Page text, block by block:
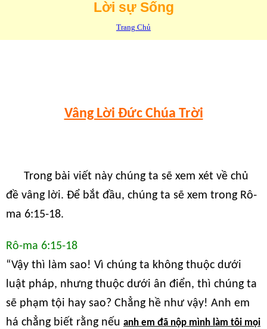
Lời sự Sống
Trang Chủ
Vâng Lời Đức Chúa Trời
Trong bài viết này chúng ta sẽ xem xét về chủ
đề vâng lời. Để bắt đầu, chúng ta sẽ xem trong Rô-
ma 6:15-18.
Rô-ma 6:15-18
“Vậy thì làm sao! Vì chúng ta không thuộc dưới
luật pháp, nhưng thuộc dưới ân điển, thì chúng ta
sẽ phạm tội hay sao? Chẳng hề như vậy! Anh em
há chẳng biết rằng nếu anh em đã nộp mình làm tôi mọi